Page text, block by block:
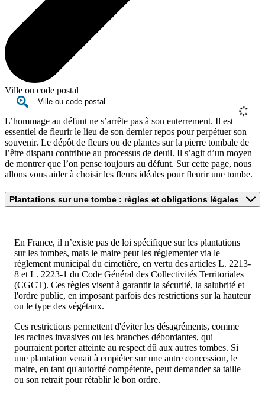
Ville ou code postal
L’hommage au défunt ne s’arrête pas à son enterrement. Il est
essentiel de fleurir le lieu de son dernier repos pour perpétuer son
souvenir. Le dépôt de fleurs ou de plantes sur la pierre tombale de
l’être disparu contribue au processus de deuil. Il s’agit d’un moyen
de montrer que l’on pense toujours au défunt. Sur cette page, nous
allons vous aider à choisir les fleurs idéales pour fleurir une tombe.
Plantations sur une tombe : règles et obligations légales
En France, il n’existe pas de loi spécifique sur les plantations
sur les tombes, mais le maire peut les réglementer via le
règlement municipal du cimetière, en vertu des articles L. 2213-
8 et L. 2223-1 du Code Général des Collectivités Territoriales
(CGCT). Ces règles visent à garantir la sécurité, la salubrité et
l'ordre public, en imposant parfois des restrictions sur la hauteur
ou le type des végétaux.
Ces restrictions permettent d'éviter les désagréments, comme
les racines invasives ou les branches débordantes, qui
pourraient porter atteinte au respect dû aux autres tombes. Si
une plantation venait à empiéter sur une autre concession, le
maire, en tant qu'autorité compétente, peut demander sa taille
ou son retrait pour rétablir le bon ordre.